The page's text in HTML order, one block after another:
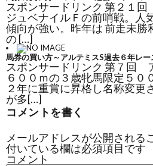
スポンサードリンク 第２１
ジュベナイルＦの前哨戦。人
傾向が強い。昨年は 前走未勝
の […]
馬券の買い方～アルテミスS過去６年レー
スポンサードリンク 第７回
６００ｍの３歳牝馬限定５０
２年に重賞に昇格し名称変更
が多[…]
コメントを書く
メールアドレスが公開される
付いている欄は必須項目です
コメント